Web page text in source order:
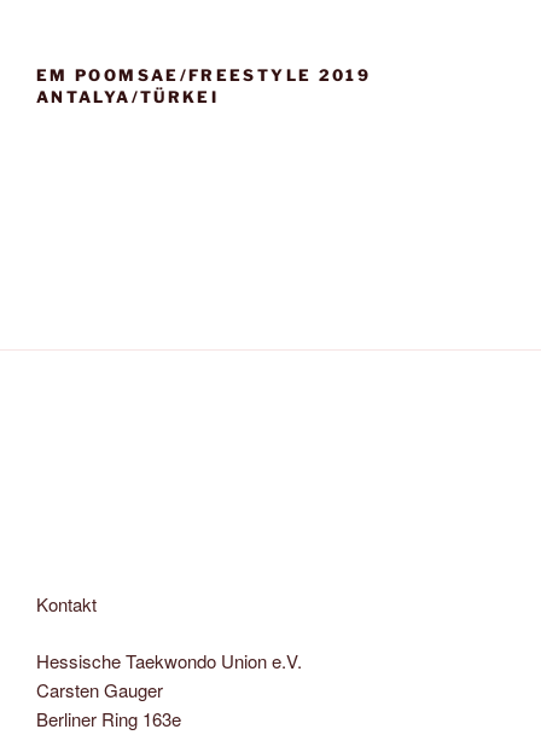
EM POOMSAE/FREESTYLE 2019
ANTALYA/TÜRKEI
Kontakt
Hessische Taekwondo Union e.V.
Carsten Gauger
Berliner Ring 163e